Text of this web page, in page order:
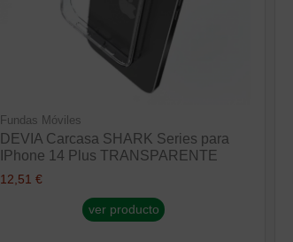
Fundas Móviles
DEVIA Carcasa SHARK Series para
IPhone 14 Plus TRANSPARENTE
12,51 €
ver producto